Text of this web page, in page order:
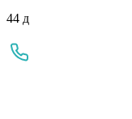
44 д